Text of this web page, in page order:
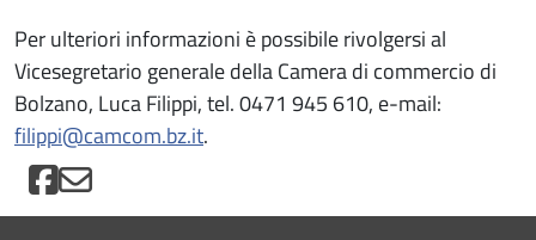
Per ulteriori informazioni è possibile rivolgersi al
Vicesegretario generale della Camera di commercio di
Bolzano, Luca Filippi, tel. 0471 945 610, e-mail:
filippi@camcom.bz.it.